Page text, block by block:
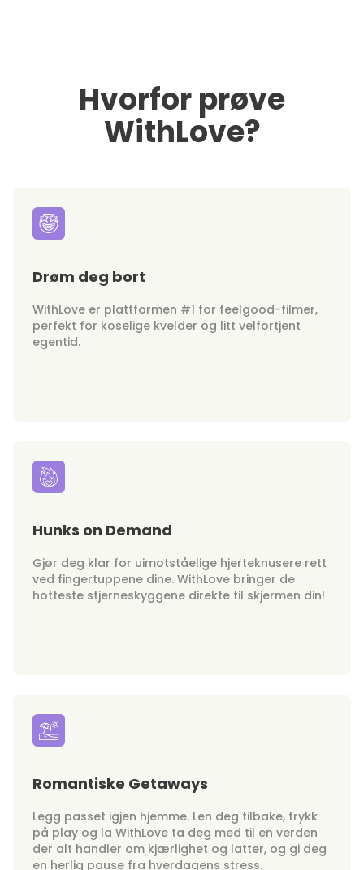
Hvorfor prøve
WithLove?
Drøm deg bort
WithLove er plattformen #1 for feelgood-filmer,
perfekt for koselige kvelder og litt velfortjent
egentid.
Hunks on Demand
Gjør deg klar for uimotståelige hjerteknusere rett
ved fingertuppene dine. WithLove bringer de
hotteste stjerneskyggene direkte til skjermen din!
Romantiske Getaways
Legg passet igjen hjemme. Len deg tilbake, trykk
på play og la WithLove ta deg med til en verden
der alt handler om kjærlighet og latter, og gi deg
en herlig pause fra hverdagens stress.